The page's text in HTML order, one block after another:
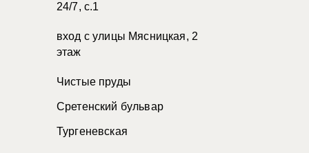
24/7, с.1
вход с улицы Мясницкая, 2
этаж
Чистые пруды
Сретенский бульвар
Тургеневская